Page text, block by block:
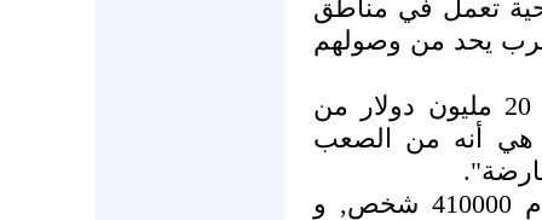
تعمل في مناطق
يحد من وصولهم
يقول مسئول في منظمة تلقت 20 مليون دولار من
هي أنه من الصعب
و يضيف :"إننا نساعد في إطعام 410000 شخص, و